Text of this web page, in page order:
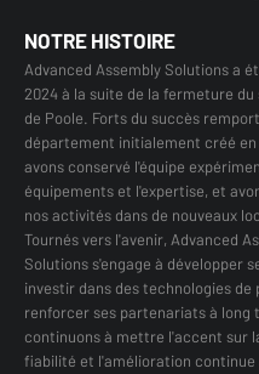
NOTRE HISTOIRE
Advanced Assembly Solutions a
2024 à la suite de la fermeture
de Poole. Forts du succès
département initialement créé en
avons conservé l'équipe
équipements et l'expertise, et
nos activités dans de nouveaux
Tournés vers l'avenir, Advanced
Solutions s'engage à développer
investir dans des technologies de
renforcer ses partenariats à long
continuons à mettre l'accent sur
fiabilité et l'amélioration continue